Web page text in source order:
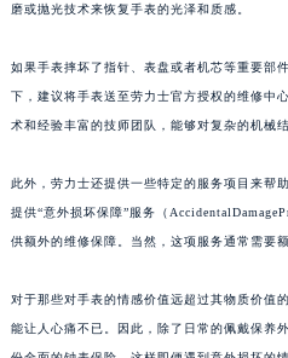
磨或抛光技术来恢复手表的光泽和质感。
如果手表摔坏了指针、表盘或者机芯等重要部
下，建议将手表送至劳力士官方授权的维修中
术和经验丰富的技师团队，能够对复杂的机械
此外，劳力士还提供一些特定的服务项目来帮
提供“意外损坏保障”服务（
供额外的维修保障。当然，这项服务通常需要
对于那些对手表的情感价值远超过其物质价值
能让人心痛不已。因此，除了日常的佩戴保养